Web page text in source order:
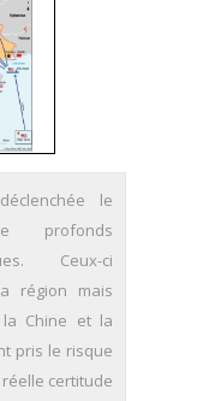
le
profonds
Ceux-ci
région mais
la Chine et la
pris le risque
certitude